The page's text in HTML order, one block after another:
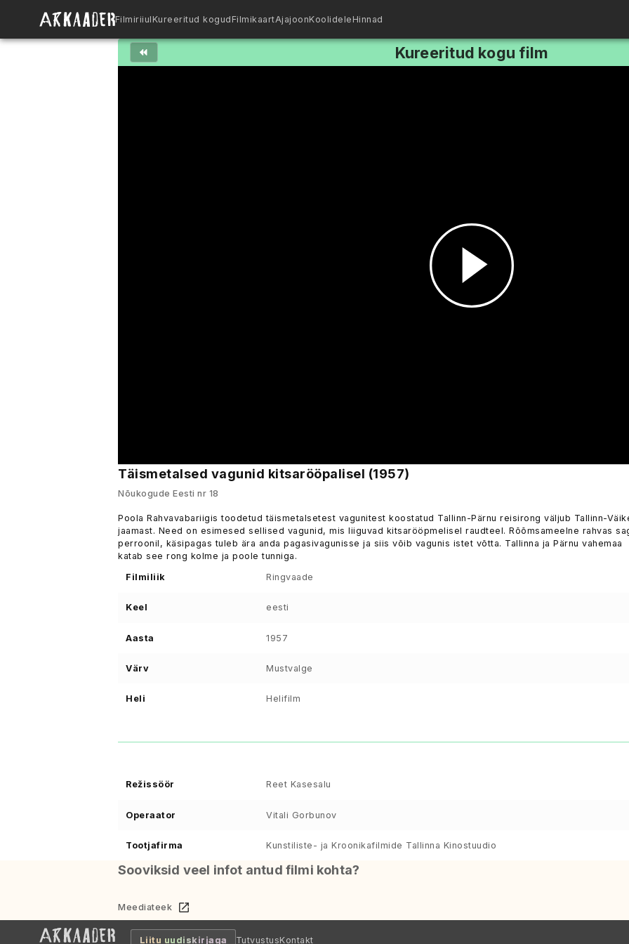
Filmiriiul Kureeritud kogud FilmikaartAjajoonKoolidele Hinnad
Kureeritud kogu film
Esita
video
Täismetalsed vagunid kitsarööpalisel (1957)
Nõukogude Eesti nr 18
Poola Rahvavabariigis toodetud täismetalsetest vagunitest koostatud Tallinn-Pärnu reisirong väljub Tallinn-
jaamast. Need on esimesed sellised vagunid, mis liiguvad kitsarööpmelisel raudteel. Rõõmsameelne rahvas
perroonil, käsipagas tuleb ära anda pagasivagunisse ja siis võib vagunis istet võtta. Tallinna ja Pärnu vahemaa
katab see rong kolme ja poole tunniga.
Filmiliik Ringvaade
Keel eesti
Aasta 1957
Värv Mustvalge
Heli Helifilm
Režissöör Reet Kasesalu
Operaator Vitali Gorbunov
Tootjafirma Kunstiliste- ja Kroonikafilmide Tallinna Kinostuudio
Sooviksid veel infot antud filmi kohta?
Meediateek
Liitu uudiskirjaga TutvustusKontakt